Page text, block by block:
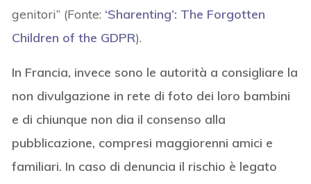
genitori” (Fonte: ‘Sharenting’: The Forgotten
Children of the GDPR).
In Francia, invece sono le autorità a consigliare la
non divulgazione in rete di foto dei loro bambini
e di chiunque non dia il consenso alla
pubblicazione, compresi maggiorenni amici e
familiari. In caso di denuncia il rischio è legato